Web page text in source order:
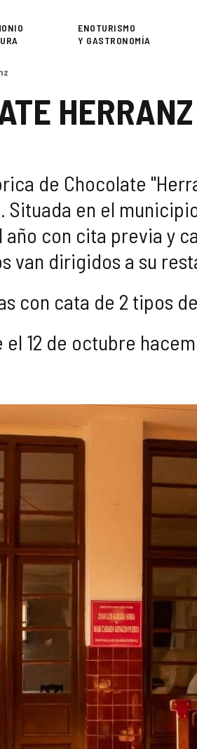
ENOTURISMO
Y GASTRONOMÍA
HERRANZ
de Chocolate
Situada en el
con cita previa y
van dirigidos a su
con cata de 2 tipos
el 12 de octubre